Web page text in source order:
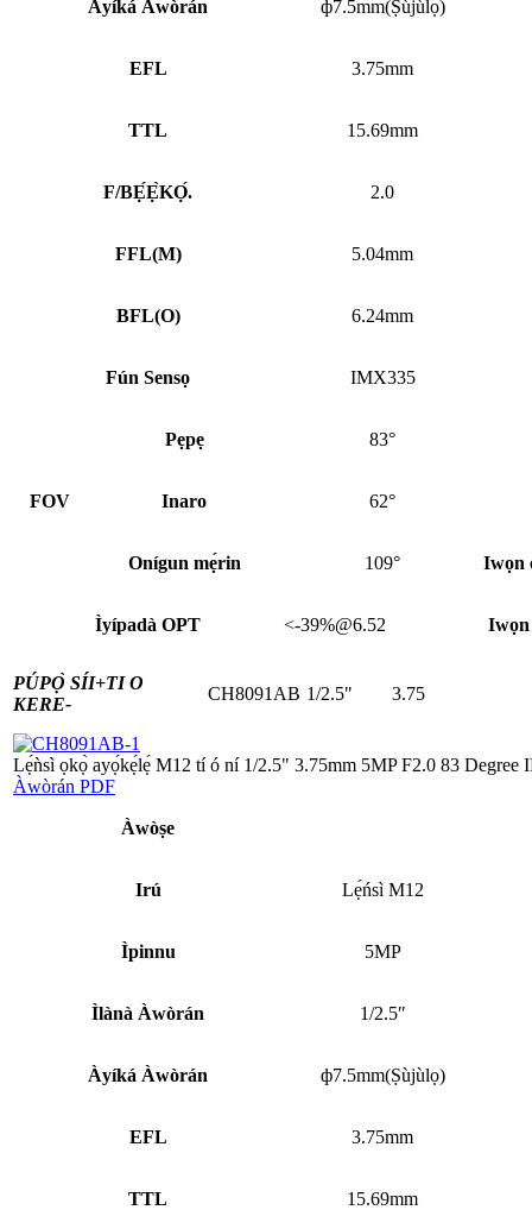
Àyíká Àwòrán ф7.5mm(Ṣùjùlọ)
EFL 3.75mm
TTL 15.69mm
F/BẸ́Ẹ̀KỌ́. 2.0
FFL(M) 5.04mm
BFL(O) 6.24mm
Fún Sensọ IMX335
FOV
Pẹpẹ 83°
Inaro 62°
Onígun mẹ́rin 109° Iwọn
Ìyípadà OPT <-39%@6.52 Iwọn
PÚPỌ̀ SÍI+TI O
KERE-
CH8091AB 1/2.5" 3.75
Lẹ́ǹsì ọkọ̀ ayọ́kẹ́lẹ́ M12 tí ó ní 1/2.5" 3.75mm 5MP F2.0 83 Degree
Àwòrán PDF
Àwòṣe
Irú Lẹ́ńsì M12
Ìpinnu 5MP
Ìlànà Àwòrán 1/2.5″
Àyíká Àwòrán ф7.5mm(Ṣùjùlọ)
EFL 3.75mm
TTL 15.69mm